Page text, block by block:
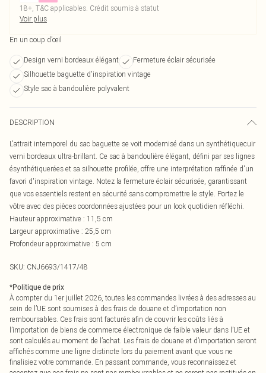
18+, T&C applicables. Crédit soumis à statut
Voir plus
En un coup d’œil
Design verni bordeaux élégant
Fermeture éclair sécurisée
Silhouette baguette d'inspiration vintage
Style sac à bandoulière polyvalent
DESCRIPTION
L'attrait intemporel du sac baguette se voit modernisé dans un synthétiquecuir
verni bordeaux ultra-brillant. Ce sac à bandoulière élégant, défini par ses lignes
ésynthétiquerées et sa silhouette profilée, offre une interprétation raffinée d'un
favori d'inspiration vintage. Notez la fermeture éclair sécurisée, garantissant
que vos essentiels restent en sécurité sans compromettre le style. Portez le
vôtre avec des pièces coordonnées ajustées pour un look quotidien réfléchi.
Hauteur approximative : 11,5 cm
Largeur approximative : 25,5 cm
Profondeur approximative : 5 cm
SKU: CNJ6693/1417/48
*Politique de prix
À compter du 1er juillet 2026, toutes les commandes livrées à des adresses au
sein de l’UE sont soumises à des frais de douane et d’importation non
remboursables. Ces frais sont facturés afin de couvrir les coûts liés à
l’importation de biens de commerce électronique de faible valeur dans l’UE et
sont calculés au moment de l’achat. Les frais de douane et d’importation seront
affichés comme une ligne distincte lors du paiement avant que vous ne
finalisiez votre commande. En passant commande, vous reconnaissez et